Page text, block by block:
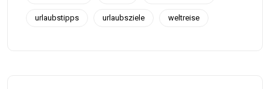
urlaubstipps urlaubsziele weltreise